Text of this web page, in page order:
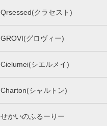
Qrsessed(クラセスト)
GROVI(グロヴィー)
Cielumei(シエルメイ)
Charton(シャルトン)
せかいのふるーりー